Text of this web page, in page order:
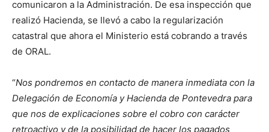
comunicaron a la Administración. De esa inspección que
realizó Hacienda, se llevó a cabo la regularización
catastral que ahora el Ministerio está cobrando a través
de ORAL.
“Nos pondremos en contacto de manera inmediata con la
Delegación de Economía y Hacienda de Pontevedra para
que nos de explicaciones sobre el cobro con carácter
retroactivo y de la posibilidad de hacer los pagados